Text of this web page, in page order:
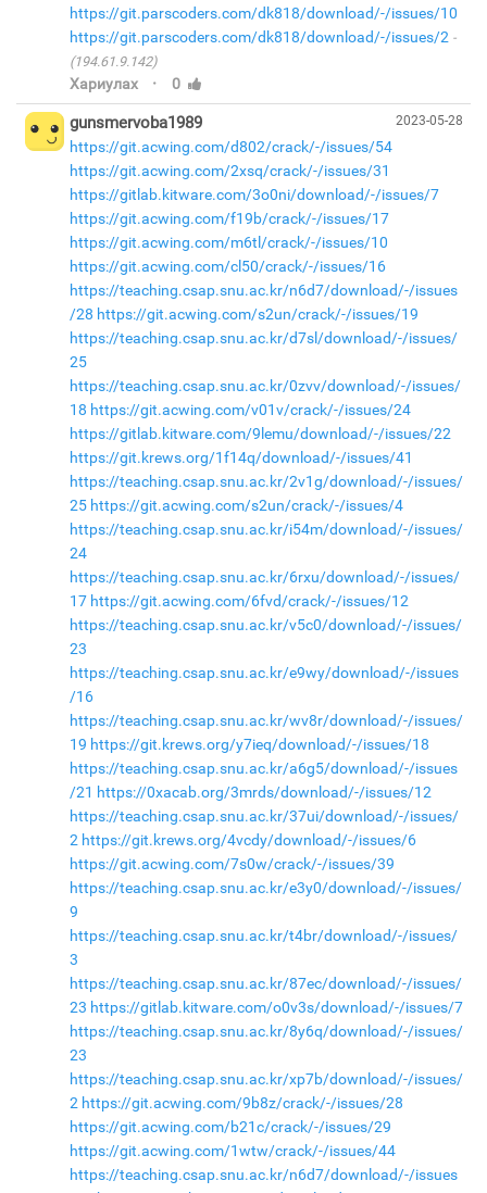
https://git.parscoders.com/dk818/download/-/issues/10
https://git.parscoders.com/dk818/download/-/issues/2
(194.61.9.142)
Хариулах · 0
2023-05-28
gunsmervoba1989
https://git.acwing.com/d802/crack/-/issues/54
https://git.acwing.com/2xsq/crack/-/issues/31
https://gitlab.kitware.com/3o0ni/download/-/issues/7
https://git.acwing.com/f19b/crack/-/issues/17
https://git.acwing.com/m6tl/crack/-/issues/10
https://git.acwing.com/cl50/crack/-/issues/16
https://teaching.csap.snu.ac.kr/n6d7/download/-/issues
/28 https://git.acwing.com/s2un/crack/-/issues/19
https://teaching.csap.snu.ac.kr/d7sl/download/-/issues/
25
https://teaching.csap.snu.ac.kr/0zvv/download/-/issues/
18 https://git.acwing.com/v01v/crack/-/issues/24
https://gitlab.kitware.com/9lemu/download/-/issues/22
https://git.krews.org/1f14q/download/-/issues/41
https://teaching.csap.snu.ac.kr/2v1g/download/-/issues/
25 https://git.acwing.com/s2un/crack/-/issues/4
https://teaching.csap.snu.ac.kr/i54m/download/-/issues/
24
https://teaching.csap.snu.ac.kr/6rxu/download/-/issues/
17 https://git.acwing.com/6fvd/crack/-/issues/12
https://teaching.csap.snu.ac.kr/v5c0/download/-/issues/
23
https://teaching.csap.snu.ac.kr/e9wy/download/-/issues
/16
https://teaching.csap.snu.ac.kr/wv8r/download/-/issues/
19 https://git.krews.org/y7ieq/download/-/issues/18
https://teaching.csap.snu.ac.kr/a6g5/download/-/issues
/21 https://0xacab.org/3mrds/download/-/issues/12
https://teaching.csap.snu.ac.kr/37ui/download/-/issues/
2 https://git.krews.org/4vcdy/download/-/issues/6
https://git.acwing.com/7s0w/crack/-/issues/39
https://teaching.csap.snu.ac.kr/e3y0/download/-/issues/
9
https://teaching.csap.snu.ac.kr/t4br/download/-/issues/
3
https://teaching.csap.snu.ac.kr/87ec/download/-/issues/
23 https://gitlab.kitware.com/o0v3s/download/-/issues/7
https://teaching.csap.snu.ac.kr/8y6q/download/-/issues/
23
https://teaching.csap.snu.ac.kr/xp7b/download/-/issues/
2 https://git.acwing.com/9b8z/crack/-/issues/28
https://git.acwing.com/b21c/crack/-/issues/29
https://git.acwing.com/1wtw/crack/-/issues/44
https://teaching.csap.snu.ac.kr/n6d7/download/-/issues